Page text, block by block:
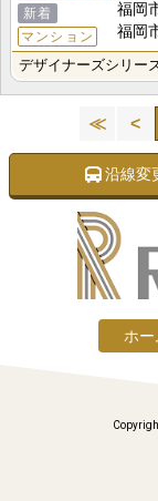
新着
マンション
福岡
福岡
デザイナーズシリー
≪ <
沿線変
ホー